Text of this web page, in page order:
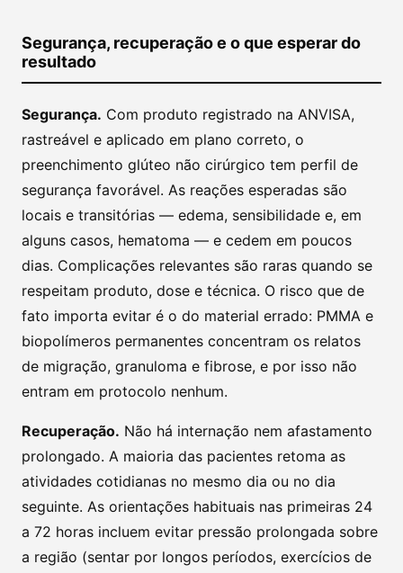
Segurança, recuperação e o que esperar do
resultado
Segurança. Com produto registrado na ANVISA,
rastreável e aplicado em plano correto, o
preenchimento glúteo não cirúrgico tem perfil de
segurança favorável. As reações esperadas são
locais e transitórias — edema, sensibilidade e, em
alguns casos, hematoma — e cedem em poucos
dias. Complicações relevantes são raras quando se
respeitam produto, dose e técnica. O risco que de
fato importa evitar é o do material errado: PMMA e
biopolímeros permanentes concentram os relatos
de migração, granuloma e fibrose, e por isso não
entram em protocolo nenhum.
Recuperação. Não há internação nem afastamento
prolongado. A maioria das pacientes retoma as
atividades cotidianas no mesmo dia ou no dia
seguinte. As orientações habituais nas primeiras 24
a 72 horas incluem evitar pressão prolongada sobre
a região (sentar por longos períodos, exercícios de